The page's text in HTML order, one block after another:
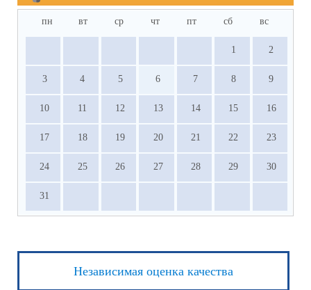
пн вт ср чт пт сб вс
1 2
3 4 5 6 7 8 9
10 11 12 13 14 15 16
17 18 19 20 21 22 23
24 25 26 27 28 29 30
31
Независимая оценка качества